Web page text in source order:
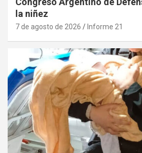
la niñez
7 de agosto de 2026 Informe 21